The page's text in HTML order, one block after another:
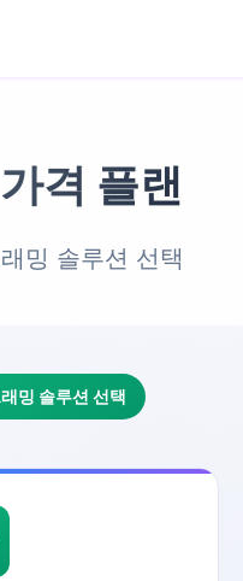
격 플랜
밍 솔루션 선택
밍 솔루션 선택